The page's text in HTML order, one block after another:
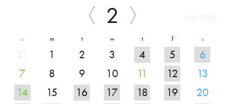
2
s m t w t f s
1 2 3 4 5
6
7
8 9 10 11 12
13
14
15 16 17 18 19
20